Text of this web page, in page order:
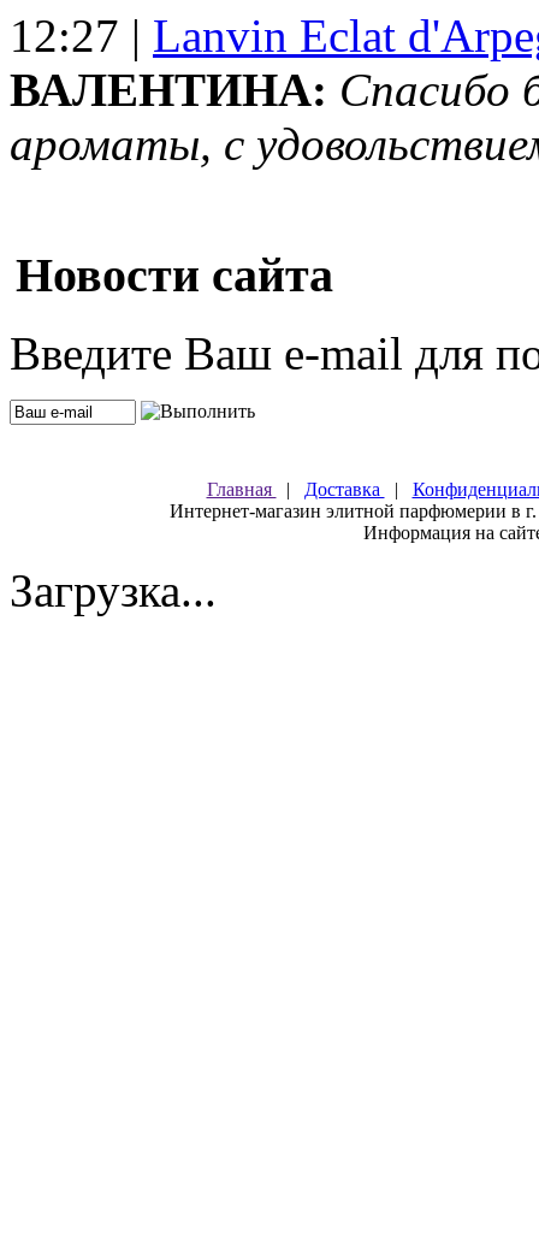
12:27 | Lanvin Eclat
ВАЛЕНТИНА: Спасибо
ароматы, с
Новости сайта
Введите Ваш e-mail для
Главная | Доставка |
Интернет-магазин элитной парфюмерии в
Информация на
Загрузка...